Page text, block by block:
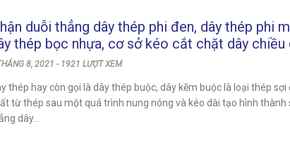
duỗi thẳng dây thép phi đen, dây thép phi
thép bọc nhựa, cơ sở kéo cắt chặt dây chiều
theo yêu cầu đặt hàng
8, 2021 - 1921 LƯỢT XEM
thép hay còn gọi là dây thép buộc, dây kẽm buộc là loại thép sợi
từ thép sau một quá trình nung nóng và kéo dài tạo hình thành
dây...